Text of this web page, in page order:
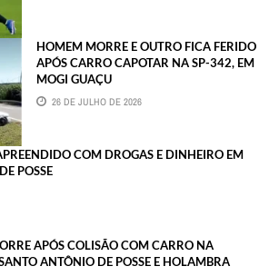
HOMEM MORRE E OUTRO FICA FERIDO
APÓS CARRO CAPOTAR NA SP-342, EM
MOGI GUAÇU
26 DE JULHO DE 2026
COM DROGAS E DINHEIRO EM
POSSE
APÓS COLISÃO COM CARRO NA
ANTÔNIO DE POSSE E HOLAMBRA